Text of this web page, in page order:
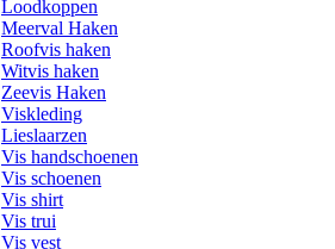
Loodkoppen
Meerval Haken
Roofvis haken
Witvis haken
Zeevis Haken
Viskleding
Lieslaarzen
Vis handschoenen
Vis schoenen
Vis shirt
Vis trui
Vis vest